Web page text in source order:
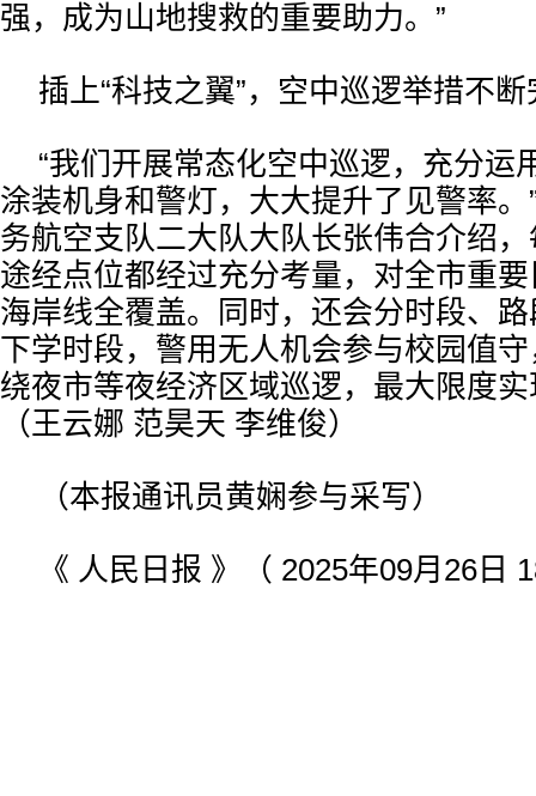
强，成为山地搜救的重要助力。”
插上“科技之翼”，空中巡逻举措不
“我们开展常态化空中巡逻，充分运
涂装机身和警灯，大大提升了见警率。
务航空支队二大队大队长张伟合介绍
途经点位都经过充分考量，对全市重
海岸线全覆盖。同时，还会分时段、
下学时段，警用无人机会参与校园值
绕夜市等夜经济区域巡逻，最大限度
（王云娜 范昊天 李维俊）
（本报通讯员黄娴参与采写）
《 人民日报 》（ 2025年09月26日